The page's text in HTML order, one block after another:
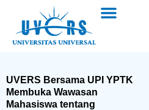
konten
Menu
UVERS Bersama UPI YPTK
Membuka Wawasan
Mahasiswa tentang